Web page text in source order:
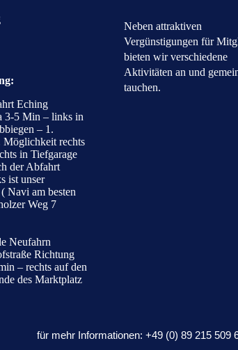
Eching
3-5 Min – links in
– 1.
rechts
in Tiefgarage
der Abfahrt
ist unser
Navi am besten
Weg 7
Neufahrn
Richtung
– rechts auf den
des Marktplatz
Neben attraktiven
Vergünstigungen für
bieten wir verschiedene
Aktivitäten an und
tauchen.
für mehr Informationen: +49 (0) 89 215 509